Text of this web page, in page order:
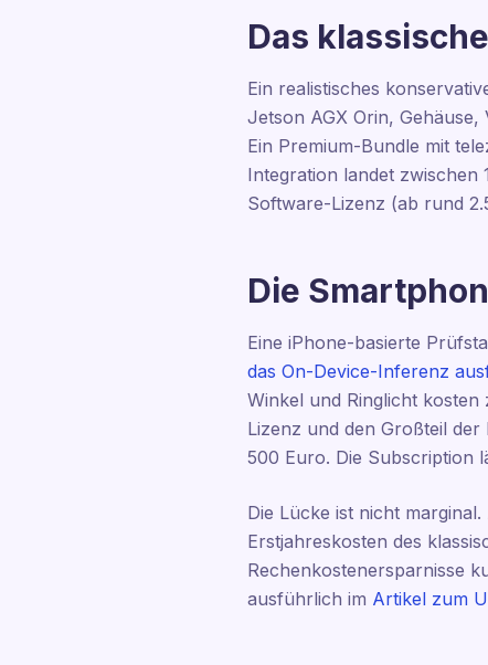
Das
Ein realistisches
Jetson AGX Orin,
Ein Premium-Bundle mit
Integration landet zwischen
Software-Lizenz (ab rund
Die
Eine iPhone-basierte
das On-Device-Inferenz
Winkel und Ringlicht
Lizenz und den Großteil
500 Euro. Die Subscription
Die Lücke ist nicht
Erstjahreskosten des
Rechenkostenersparnisse
ausführlich im Artikel zum